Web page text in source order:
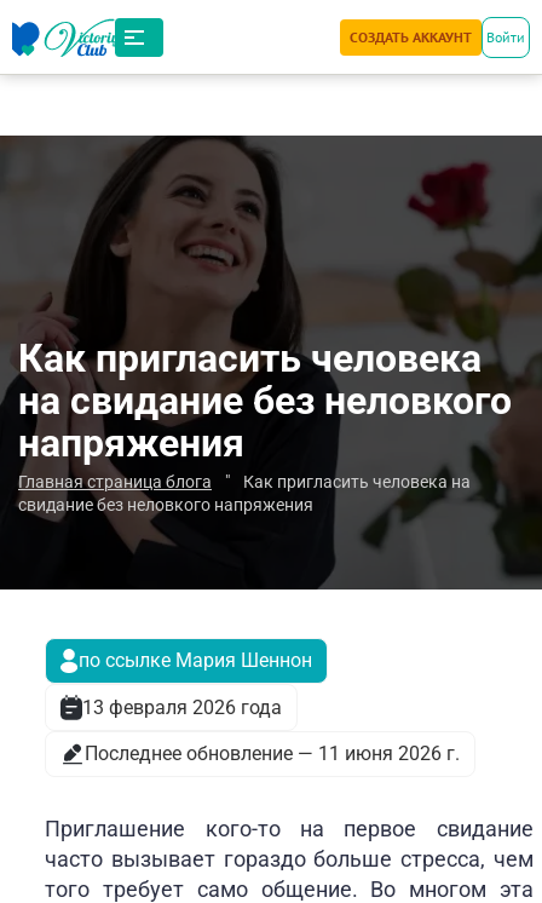
СОЗДАТЬ АККАУНТ Войти
Как пригласить человека
на свидание без неловкого
напряжения
Главная страница блога "
Как пригласить человека на
свидание без неловкого напряжения
по ссылке Мария Шеннон
13 февраля 2026 года
Последнее обновление — 11 июня 2026 г.
Приглашение кого-то на первое свидание
часто вызывает гораздо больше стресса, чем
того требует само общение. Во многом эта